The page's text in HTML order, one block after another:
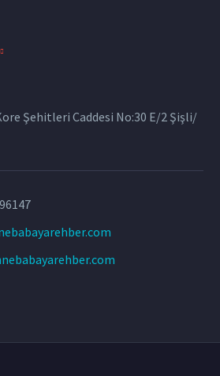
Şehitleri Caddesi No:30 E/2 Şişli/